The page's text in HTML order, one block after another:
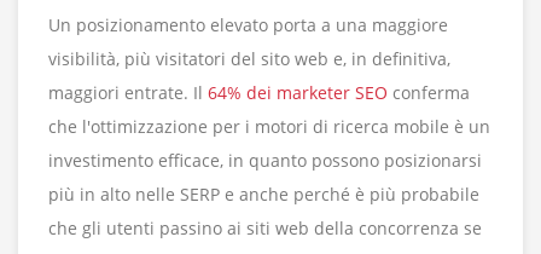
Un posizionamento elevato porta a una maggiore
visibilità, più visitatori del sito web e, in definitiva,
maggiori entrate. Il 64% dei marketer SEO conferma
che l'ottimizzazione per i motori di ricerca mobile è un
investimento efficace, in quanto possono posizionarsi
più in alto nelle SERP e anche perché è più probabile
che gli utenti passino ai siti web della concorrenza se